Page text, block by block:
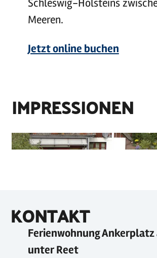
Schleswig-Holsteins
Meeren.
Jetzt online buchen
IMPRESSIONEN
KONTAKT
Ferienwohnung Ankerplatz
unter Reet